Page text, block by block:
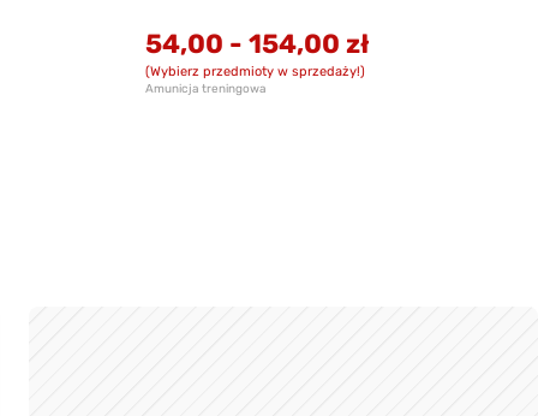
Amunicja treningowa
54,00 - 154,00 zł
(Wybierz przedmioty w sprzedaży!)